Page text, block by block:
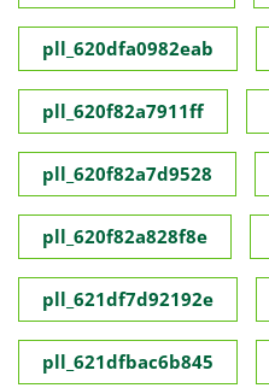
pll_620dfa0982eab
pll_620f82a7911ff
pll_620f82a7d9528
pll_620f82a828f8e
pll_621df7d92192e
pll_621dfbac6b845